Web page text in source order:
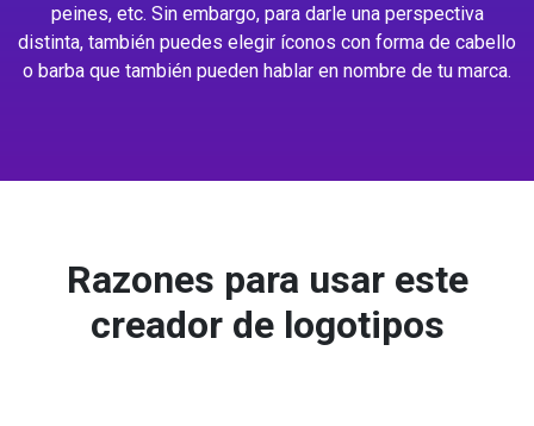
peines, etc. Sin embargo, para darle una perspectiva
distinta, también puedes elegir íconos con forma de cabello
o barba que también pueden hablar en nombre de tu marca.
Razones para usar este
creador de logotipos